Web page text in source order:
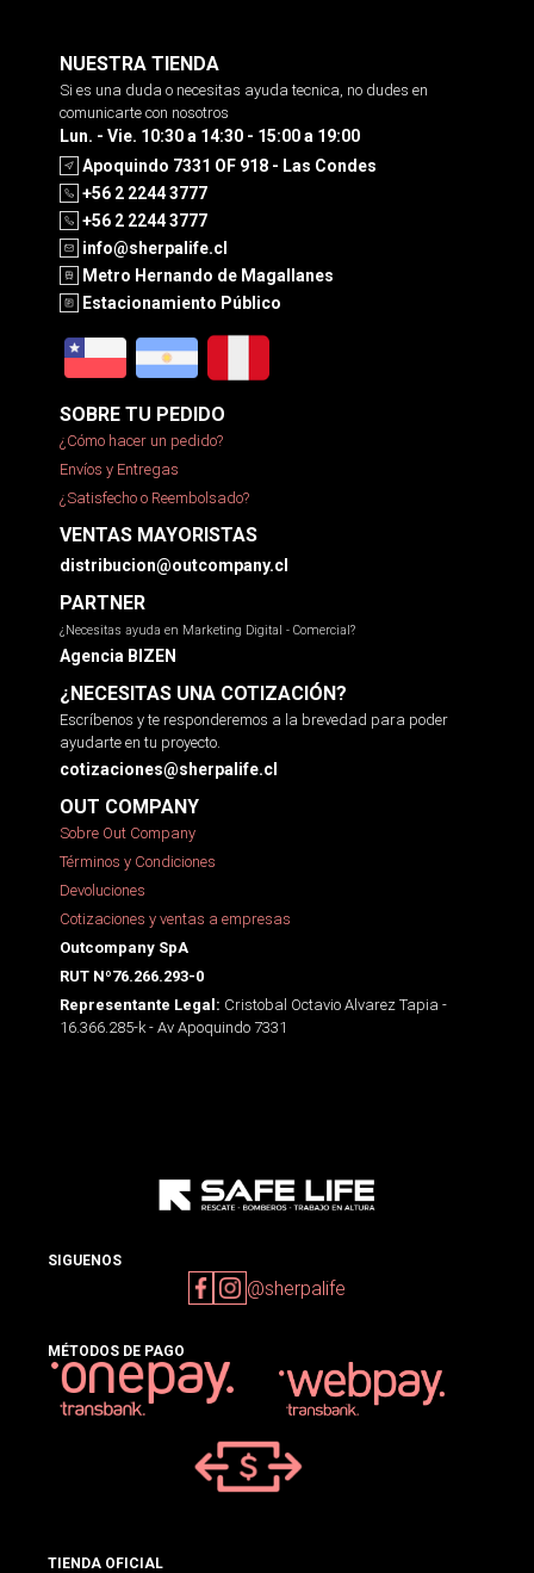
NUESTRA TIENDA
Si es una duda o necesitas ayuda tecnica, no dudes en
comunicarte con nosotros
Lun. - Vie. 10:30 a 14:30 - 15:00 a 19:00
Apoquindo 7331 OF 918 - Las Condes
+56 2 2244 3777
+56 2 2244 3777
info@sherpalife.cl
Metro Hernando de Magallanes
Estacionamiento Público
SOBRE TU PEDIDO
¿Cómo hacer un pedido?
Envíos y Entregas
¿Satisfecho o Reembolsado?
VENTAS MAYORISTAS
distribucion@outcompany.cl
PARTNER
¿Necesitas ayuda en Marketing Digital - Comercial?
Agencia BIZEN
¿NECESITAS UNA COTIZACIÓN?
Escríbenos y te responderemos a la brevedad para poder
ayudarte en tu proyecto.
cotizaciones@sherpalife.cl
OUT COMPANY
Sobre Out Company
Términos y Condiciones
Devoluciones
Cotizaciones y ventas a empresas
Outcompany SpA
RUT Nº76.266.293-0
Representante Legal: Cristobal Octavio Alvarez Tapia -
16.366.285-k - Av Apoquindo 7331
SIGUENOS
@sherpalife
MÉTODOS DE PAGO
TIENDA OFICIAL